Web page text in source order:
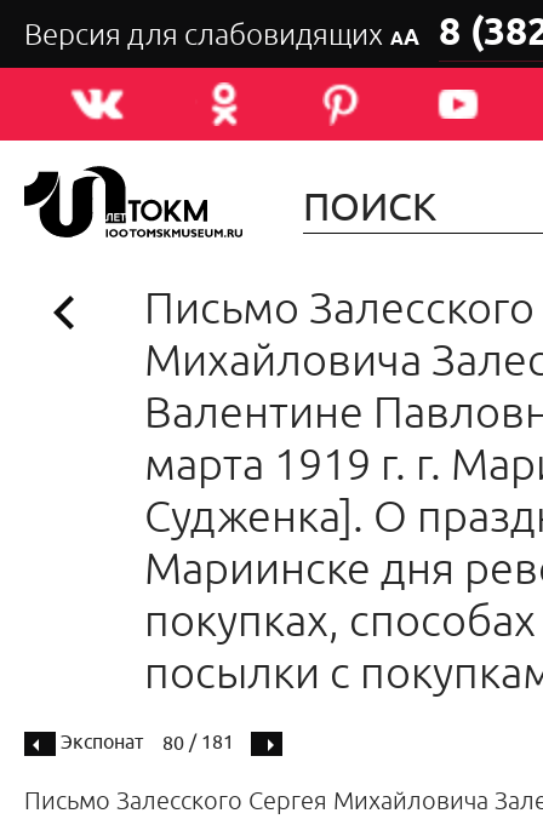
Версия для слабовидящих АА 8
Письмо
Михайловича
Валентине
марта 1919 г. г.
Судженка]. О
Мариинске дня
покупках,
посылки с
Экспонат 80 / 181
Письмо Залесского Сергея Михайловича